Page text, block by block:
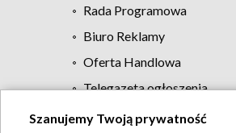
Rada Programowa
Biuro Reklamy
Oferta Handlowa
Telegazeta ogłoszenia
Szanujemy Twoją prywatność